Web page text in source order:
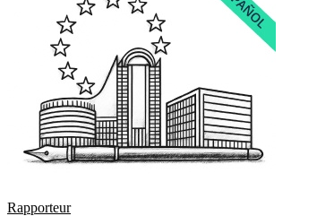
Rapporteur